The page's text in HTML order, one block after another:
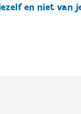
en niet van